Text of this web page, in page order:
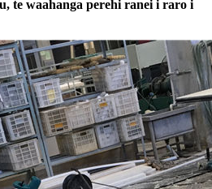
te waahanga perehi ranei i raro i